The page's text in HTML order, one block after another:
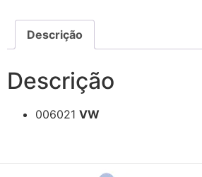
Descrição
Descrição
006021 VW